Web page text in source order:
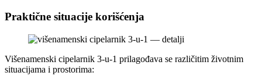
Praktične situacije korišćenja
Višenamenski cipelarnik 3-u-1 prilagođava se različitim životnim
situacijama i prostorima: